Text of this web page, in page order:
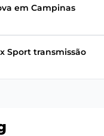
em Campinas
Sport transmissão